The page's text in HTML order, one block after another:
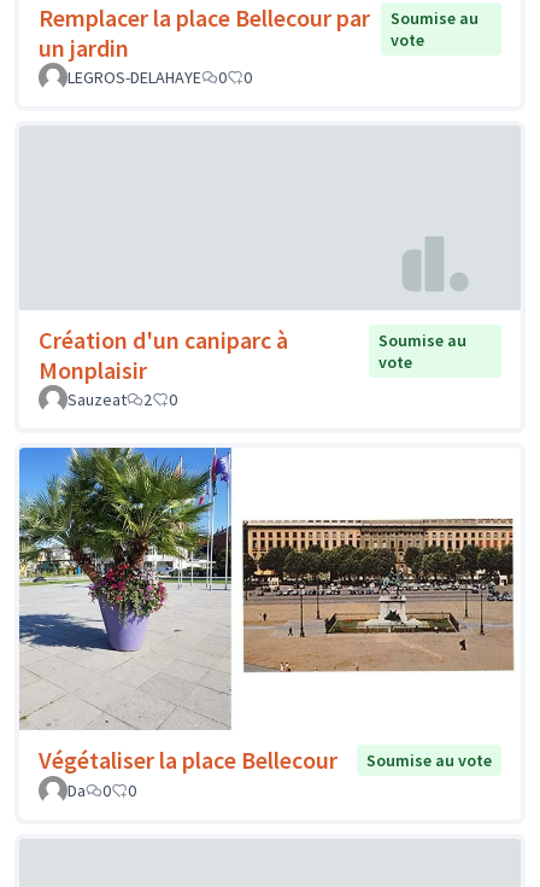
Remplacer la place Bellecour par
un jardin
Soumise au
vote
LEGROS-DELAHAYE
0 0
Création d'un caniparc à
Monplaisir
Soumise au
vote
Sauzeat
2 0
Végétaliser la place Bellecour
Soumise au vote
Da
0 0